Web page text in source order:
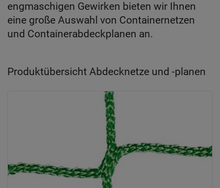
engmaschigen Gewirken bieten wir Ihnen
eine große Auswahl von Containernetzen
und Containerabdeckplanen an.
Produktübersicht Abdecknetze und -planen